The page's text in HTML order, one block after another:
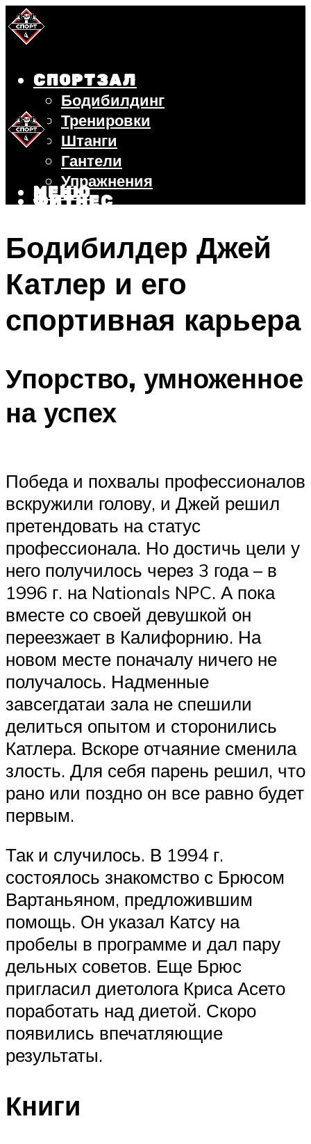
СПОРТЗАЛ
Бодибилдинг
Тренировки
Штанги
Гантели
Упражнения
ФИТНЕС
ВЕЛОСИПЕД
ПОХУДЕНИЕ
МЕНЮ
МЕНЮ
Бодибилдер Джей
Катлер и его
спортивная карьера
Упорство, умноженное
на успех
Победа и похвалы профессионалов
вскружили голову, и Джей решил
претендовать на статус
профессионала. Но достичь цели у
него получилось через 3 года – в
1996 г. на Nationals NPC. А пока
вместе со своей девушкой он
переезжает в Калифорнию. На
новом месте поначалу ничего не
получалось. Надменные
завсегдатаи зала не спешили
делиться опытом и сторонились
Катлера. Вскоре отчаяние сменила
злость. Для себя парень решил, что
рано или поздно он все равно будет
первым.
Так и случилось. В 1994 г.
состоялось знакомство с Брюсом
Вартаньяном, предложившим
помощь. Он указал Катсу на
пробелы в программе и дал пару
дельных советов. Еще Брюс
пригласил диетолога Криса Асето
поработать над диетой. Скоро
появились впечатляющие
результаты.
Книги